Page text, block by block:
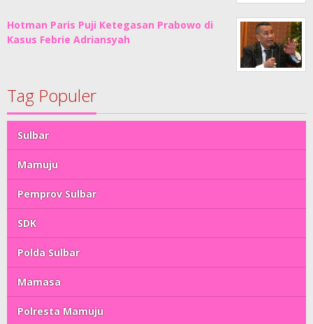
Hotman Paris Puji Ketegasan Prabowo di
Kasus Febrie Adriansyah
Tag Populer
Sulbar
Mamuju
Pemprov Sulbar
SDK
Polda Sulbar
Mamasa
Polresta Mamuju